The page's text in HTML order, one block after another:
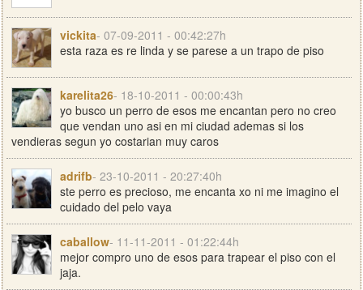
vickita- 07-09-2011 - 00:42:27h
esta raza es re linda y se parese a un trapo de piso
karelita26- 18-10-2011 - 00:00:43h
yo busco un perro de esos me encantan pero no creo
que vendan uno asi en mi ciudad ademas si los
vendieras segun yo costarian muy caros
adrifb- 23-10-2011 - 20:27:40h
ste perro es precioso, me encanta xo ni me imagino el
cuidado del pelo vaya
caballow- 11-11-2011 - 01:22:44h
mejor compro uno de esos para trapear el piso con el
jaja.